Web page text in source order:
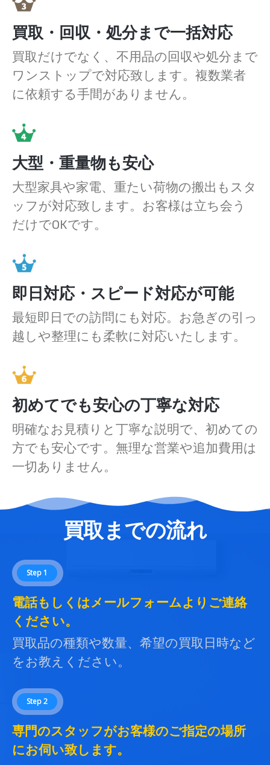
買取・回収・処分まで一括対応
買取だけでなく、不用品の回収や処分まで
ワンストップで対応致します。複数業者
に依頼する手間がありません。
大型・重量物も安心
大型家具や家電、重たい荷物の搬出もスタ
ッフが対応致します。お客様は立ち会う
だけでOKです。
即日対応・スピード対応が可能
最短即日での訪問にも対応。お急ぎの引っ
越しや整理にも柔軟に対応いたします。
初めてでも安心の丁寧な対応
明確なお見積りと丁寧な説明で、初めての
方でも安心です。無理な営業や追加費用は
一切ありません。
買取までの流れ
Step 1
電話もしくはメールフォームよりご連絡
ください。
買取品の種類や数量、希望の買取日時など
をお教えください。
Step 2
専門のスタッフがお客様のご指定の場所
にお伺い致します。